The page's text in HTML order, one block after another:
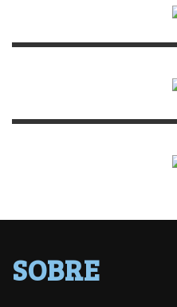
SOBRE